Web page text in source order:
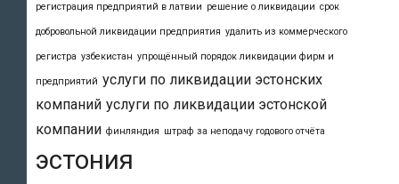
регистрация предприятий в латвии решение о ликвидации срок
добровольной ликвидации предприятия удалить из коммерческого
регистра узбекистан упрощённый порядок ликвидации фирм и
предприятий услуги по ликвидации эстонских
компаний услуги по ликвидации эстонской
компании финляндия штраф за неподачу годового отчёта
эстония